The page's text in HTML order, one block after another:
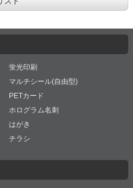
蛍光印刷
マルチシール(自由型)
PETカード
ホログラム名刺
はがき
チラシ